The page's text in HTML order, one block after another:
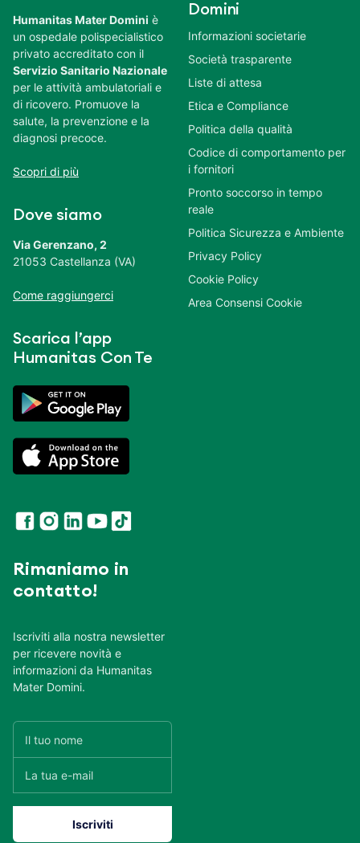
Humanitas Mater Domini è
un ospedale polispecialistico
privato accreditato con il
Servizio Sanitario Nazionale
per le attività ambulatoriali e
di ricovero. Promuove la
salute, la prevenzione e la
diagnosi precoce.
Scopri di più
Dove siamo
Via Gerenzano, 2
21053 Castellanza (VA)
Come raggiungerci
Scarica l’app
Humanitas Con Te
Rimaniamo in
contatto!
Iscriviti alla nostra newsletter
per ricevere novità e
informazioni da Humanitas
Mater Domini.
Domini
Informazioni societarie
Società trasparente
Liste di attesa
Etica e Compliance
Politica della qualità
Codice di comportamento per
i fornitori
Pronto soccorso in tempo
reale
Politica Sicurezza e Ambiente
Privacy Policy
Cookie Policy
Area Consensi Cookie